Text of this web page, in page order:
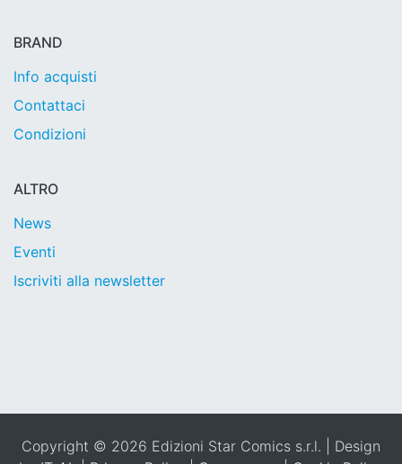
BRAND
Info acquisti
Contattaci
Condizioni
ALTRO
News
Eventi
Iscriviti alla newsletter
Copyright © 2026 Edizioni Star Comics s.r.l. | Design